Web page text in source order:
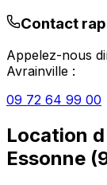
Contact
Appelez-nous
Avrainville :
09 72 64 99 00
Location
Essonne (